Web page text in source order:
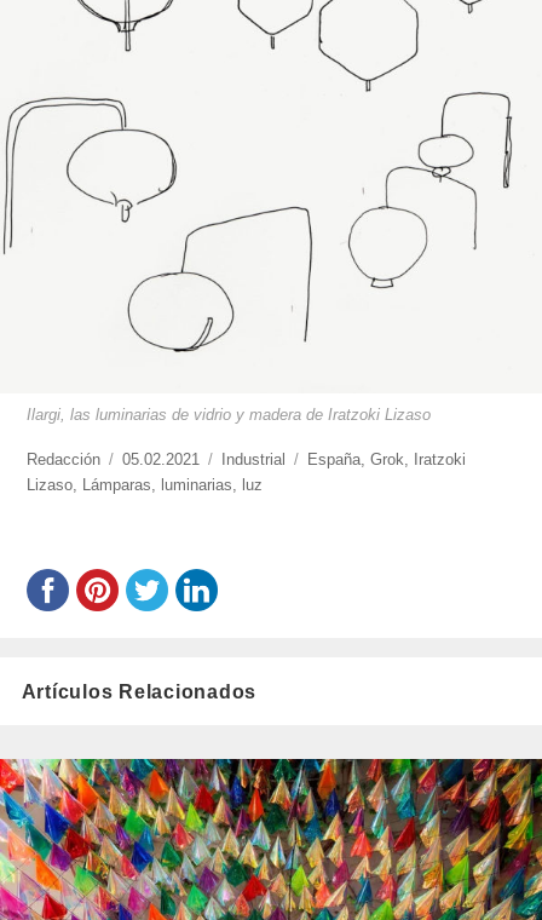
Ilargi, las luminarias de vidrio y madera de Iratzoki Lizaso
https://www.experimenta.es/author/redaccion/
Redacción
Publicado
el
05.02.2021 Categorías
Industrial Etiquetas
España ,Grok
Iratzoki
Lizaso
Lámparas luminarias luz
Artículos Relacionados